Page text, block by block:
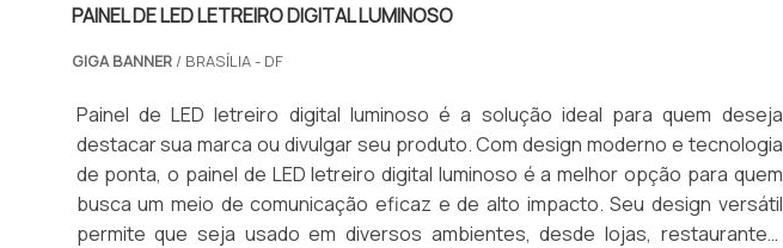
PAINEL DE LED LETREIRO DIGITAL LUMINOSO
GIGA BANNER / BRASÍLIA - DF
Painel de LED letreiro digital luminoso é a solução ideal para quem deseja
destacar sua marca ou divulgar seu produto. Com design moderno e tecnologia
de ponta, o painel de LED letreiro digital luminoso é a melhor opção para quem
busca um meio de comunicação eficaz e de alto impacto. Seu design versátil
permite que seja usado em diversos ambientes, desde lojas, restaurantes,